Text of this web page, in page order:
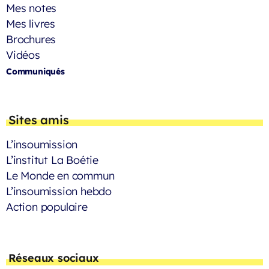
Mes notes
Mes livres
Brochures
Vidéos
Communiqués
Sites amis
L’insoumission
L’institut La Boétie
Le Monde en commun
L’insoumission hebdo
Action populaire
Réseaux sociaux